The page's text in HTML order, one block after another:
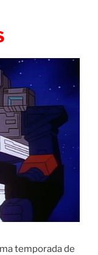
temporada de